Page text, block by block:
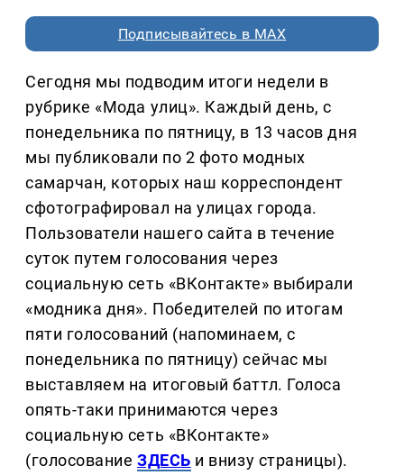
Подписывайтесь в MAX
Сегодня мы подводим итоги недели в
рубрике «Мода улиц». Каждый день, с
понедельника по пятницу, в 13 часов дня
мы публиковали по 2 фото модных
самарчан, которых наш корреспондент
сфотографировал на улицах города.
Пользователи нашего сайта в течение
суток путем голосования через
социальную сеть «ВКонтакте» выбирали
«модника дня». Победителей по итогам
пяти голосований (напоминаем, с
понедельника по пятницу) сейчас мы
выставляем на итоговый баттл. Голоса
опять-таки принимаются через
социальную сеть «ВКонтакте»
(голосованиеЗДЕСЬ и внизу страницы).